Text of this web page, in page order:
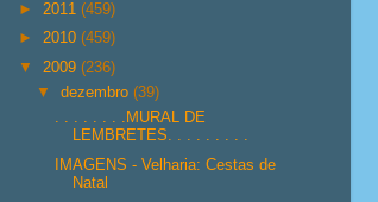
► 2011 (459)
► 2010 (459)
▼ 2009 (236)
▼dezembro(39)
. . . . . . . .MURAL DE
LEMBRETES. . . . . . . . .
IMAGENS - Velharia: Cestas de
Natal